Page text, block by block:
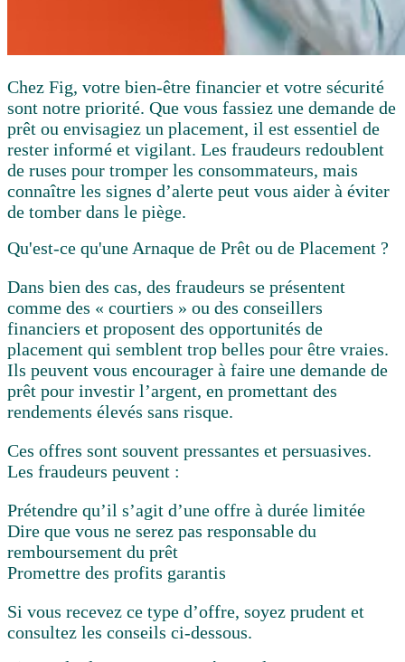
Chez Fig, votre bien-être financier et votre sécurité
sont notre priorité. Que vous fassiez une demande de
prêt ou envisagiez un placement, il est essentiel de
rester informé et vigilant. Les fraudeurs redoublent
de ruses pour tromper les consommateurs, mais
connaître les signes d’alerte peut vous aider à éviter
de tomber dans le piège.
Qu'est-ce qu'une Arnaque de Prêt ou de Placement ?
Dans bien des cas, des fraudeurs se présentent
comme des « courtiers » ou des conseillers
financiers et proposent des opportunités de
placement qui semblent trop belles pour être vraies.
Ils peuvent vous encourager à faire une demande de
prêt pour investir l’argent, en promettant des
rendements élevés sans risque.
Ces offres sont souvent pressantes et persuasives.
Les fraudeurs peuvent :
Prétendre qu’il s’agit d’une offre à durée limitée
Dire que vous ne serez pas responsable du
remboursement du prêt
Promettre des profits garantis
Si vous recevez ce type d’offre, soyez prudent et
consultez les conseils ci-dessous.